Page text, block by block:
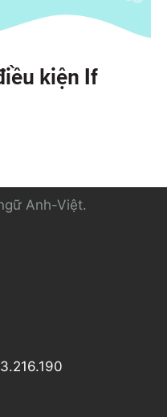
kiện If
Anh-Việt.